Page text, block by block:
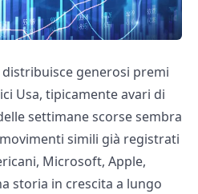
generosi premi
Usa, tipicamente avari di
settimane scorse sembra
simili già registrati
Microsoft, Apple,
storia in crescita a lungo